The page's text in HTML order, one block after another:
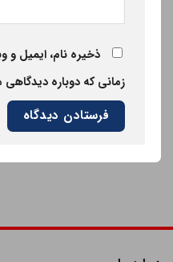
ذخیره نام، ایمیل و
زمانی که دوباره دیدگاهی